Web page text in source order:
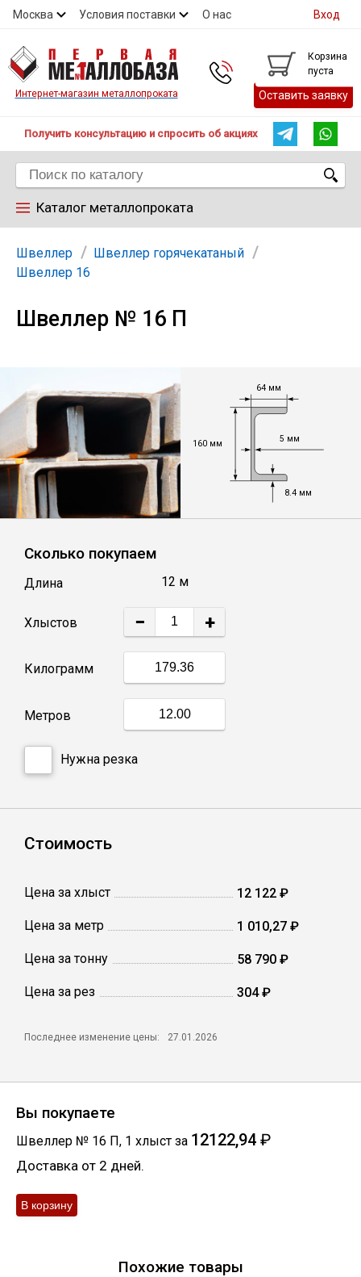
Москва Условия поставки О нас
Контакты
Вход
Интернет-магазин металлопроката
Корзина
пуста
Оставить заявку
Получить консультацию и спросить об акциях
Каталог металлопроката
Арматура
Уголок
Балка
Труба профильная
Швеллер
Катанка
Швеллер
Швеллер горячекатаный
Швеллер 16
Швеллер № 16 П
64 мм
160 мм 5 мм
8.4 мм
Сколько покупаем
Длина 12 м
Хлыстов − +
Килограмм
Метров
Нужна резка
Стоимость
Цена за хлыст 12 122 ₽
Цена за метр 1 010,27 ₽
Цена за тонну 58 790 ₽
Цена за рез 304 ₽
Последнее изменение цены: 27.01.2026
Вы покупаете
Швеллер № 16 П, 1 хлыст за 12122,94 ₽
Доставка от 2 дней.
Похожие товары